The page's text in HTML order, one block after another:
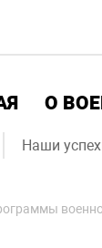
О
Наши